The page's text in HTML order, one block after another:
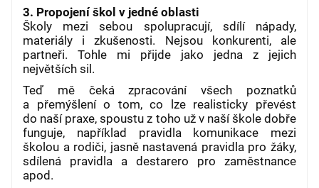
3. Propojení škol v jedné oblasti
Školy mezi sebou spolupracují, sdílí nápady,
materiály i zkušenosti. Nejsou konkurenti, ale
partneři. Tohle mi přijde jako jedna z jejich
největších sil.
Teď mě čeká zpracování všech poznatků
a přemýšlení o tom, co lze realisticky převést
do naší praxe, spoustu z toho už v naší škole dobře
funguje, například pravidla komunikace mezi
školou a rodiči, jasně nastavená pravidla pro žáky,
sdílená pravidla a destarero pro zaměstnance
apod.